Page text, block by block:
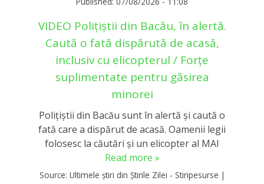
VIDEO Polițiștii din Bacău, în alertă.
Caută o fată dispărută de acasă,
inclusiv cu elicopterul / Forțe
suplimentate pentru găsirea
minorei
Polițiștii din Bacău sunt în alertă și caută o
fată care a dispărut de acasă. Oamenii legii
folosesc la căutări și un elicopter al MAI
Read more »
Source: Ultimele știri din Știrile Zilei - Stiripesurse |